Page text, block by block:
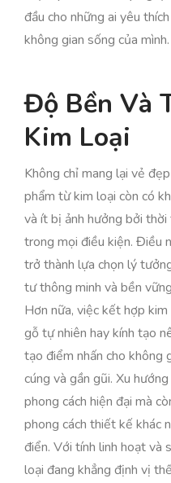
đầu cho những ai yêu
không gian sống của mình.
Độ Bền Và
Kim Loại
Không chỉ mang lại vẻ
phẩm từ kim loại còn có
và ít bị ảnh hưởng bởi
trong mọi điều kiện. Điều
trở thành lựa chọn lý
tư thông minh và bền
Hơn nữa, việc kết hợp
gỗ tự nhiên hay kính tạo
tạo điểm nhấn cho không
cúng và gần gũi. Xu
phong cách hiện đại mà
phong cách thiết kế khác
điển. Với tính linh hoạt và
loại đang khẳng định vị